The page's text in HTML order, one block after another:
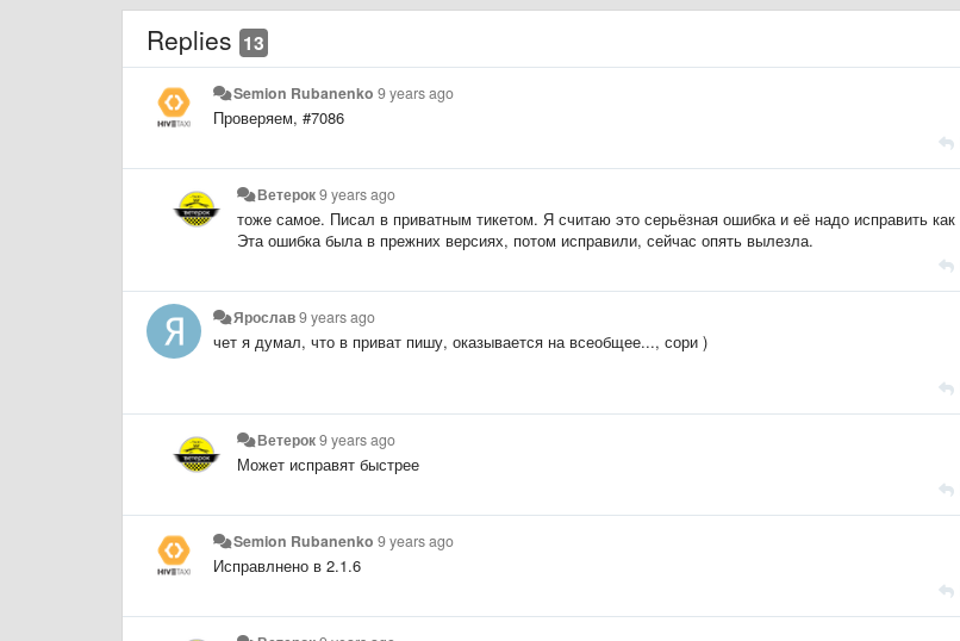
Replies 13
Semion Rubanenko 9 years ago
Проверяем, #7086
Ветерок9 years ago
тоже самое. Писал в приватным тикетом. Я считаю это серьёзная ошибка и её надо исправить
Эта ошибка была в прежних версиях, потом исправили, сейчас опять вылезла.
Ярослав9 years ago
чет я думал, что в приват пишу, оказывается на всеобщее..., сори )
Ветерок9 years ago
Может исправят быстрее
Semion Rubanenko 9 years ago
Исправлнено в 2.1.6